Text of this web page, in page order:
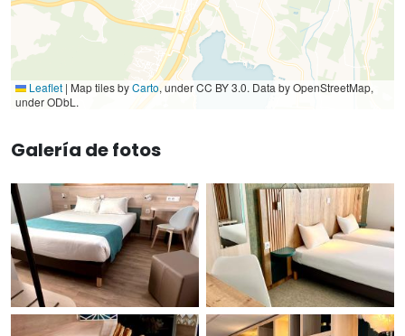
Leaflet | Map tiles byCarto, under CC BY 3.0. Data by OpenStreetMap,
under ODbL.
Galería de fotos